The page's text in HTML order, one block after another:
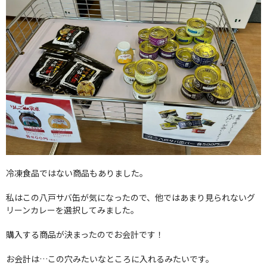
冷凍食品ではない商品もありました。
私はこの八戸サバ缶が気になったので、他ではあまり見られないグ
リーンカレーを選択してみました。
購入する商品が決まったのでお会計です！
お会計は…この穴みたいなところに入れるみたいです。